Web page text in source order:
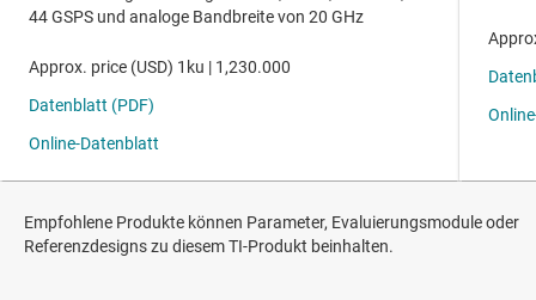
Empfohlene Produkte können Parameter, Evaluierungsmodule oder
Referenzdesigns zu diesem TI-Produkt beinhalten.